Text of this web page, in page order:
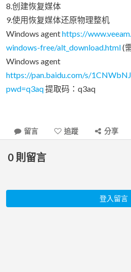
8.创建恢复媒体
9.使用恢复媒体还原物理整机
Windows agenthttps://
windows-free/alt_download.html(
Windows agent
https://pan.baidu.com/s/
pwd=q3aq提取码：q3aq
留言 追蹤 分享
0 則留言
登入留言